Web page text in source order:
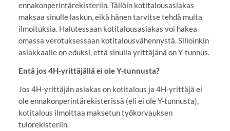
ennakonperintärekisteriin. Tällöin kotitalousasiakas
maksaa sinulle laskun, eikä hänen tarvitse tehdä muita
ilmoituksia. Halutessaan kotitalousasiakas voi hakea
omassa verotuksessaan kotitalousvähennystä. Silloinkin
asiakkaalle on eduksi, että sinulla yrittäjänä on Y-tunnus.
Entä jos 4H-yrittäjällä ei ole Y-tunnusta?
Jos 4H-yrittäjän asiakas on kotitalous ja 4H-yrittäjä ei
ole ennakonperintärekisterissä (eli ei ole Y-tunnusta),
kotitalous ilmoittaa maksetun työkorvauksen
tulorekisteriin.